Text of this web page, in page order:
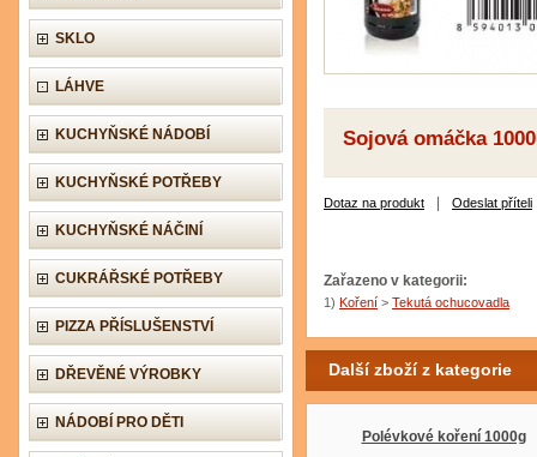
SKLO
LÁHVE
KUCHYŇSKÉ NÁDOBÍ
KUCHYŇSKÉ POTŘEBY
KUCHYŇSKÉ NÁČINÍ
CUKRÁŘSKÉ POTŘEBY
PIZZA PŘÍSLUŠENSTVÍ
DŘEVĚNÉ VÝROBKY
NÁDOBÍ PRO DĚTI
Sojová omáčka
Dotaz na produkt Odeslat příteli
Zařazeno v kategorii:
1) Koření > Tekutá ochucovadla
Další zboží z kategorie
Polévkové koření 1000g